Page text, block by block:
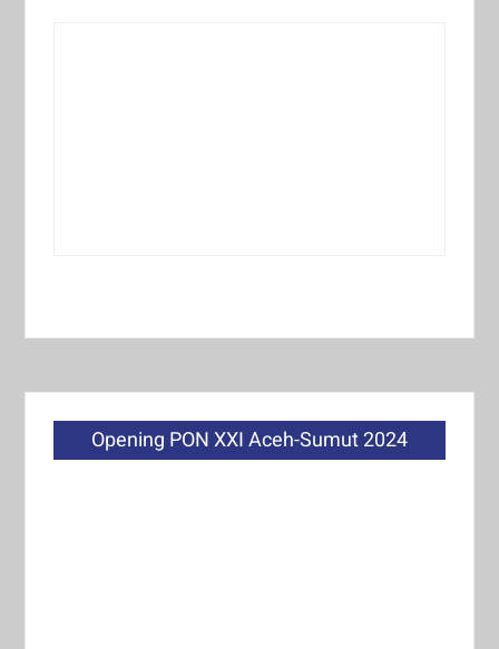
Opening PON XXI Aceh-Sumut 2024